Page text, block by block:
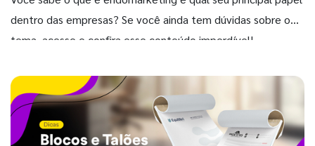
dentro das empresas? Se você ainda tem dúvidas sobre o
tema, acesse e confira esse conteúdo imperdível!